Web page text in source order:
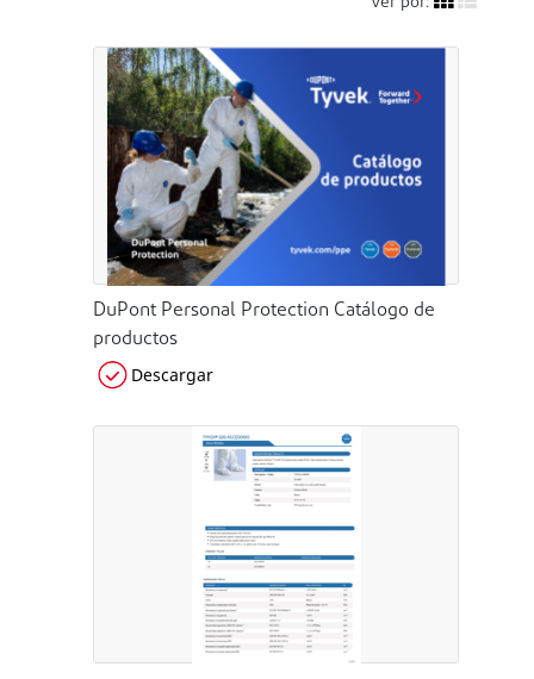
DuPont Personal Protection Catálogo de
productos
Descargar